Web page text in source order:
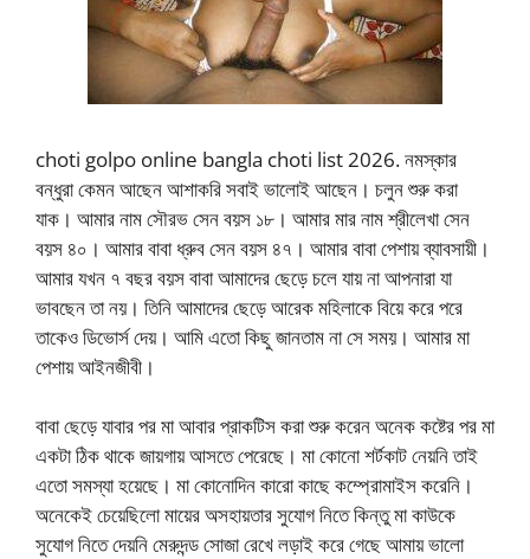
choti golpo online bangla choti list 2026. নমস্কার
বন্ধুরা কেমন আছেন আশাকরি সবাই ভালোই আছেন। চলুন শুরু করা
যাক। আমার নাম সৌরভ সেন বয়স ১৮। আমার মার নাম শ্রীলেখা সেন
বয়স ৪০। আমার বাবা ধ্রুব সেন বয়স ৪৭। আমার বাবা পেশায় ব্যাবসায়ী।
আমার যখন ৭ বছর বয়স বাবা আমাদের ছেড়ে চলে যায় না আপনারা যা
ভাবছেন তা নয়। তিনি আমাদের ছেড়ে আরেক মহিলাকে বিয়ে করে পরে
তাকেও ডিভোর্স দেয়। আমি এতো কিছু জানতাম না সে সময়। আমার মা
পেশায় আইনজীবী।
বাবা ছেড়ে যাবার পর মা আবার প্রাকটিস করা শুরু করেন অনেক কষ্টের পর মা
একটা ঠিক থাকে জায়গায় আসতে পেরেছে। মা কোনো শর্টকাট নেয়নি তাই
এতো সমস্যা হয়েছে। মা কোনোদিন কারো কাছে কম্প্রোমাইস করেনি।
অনেকেই চেয়েছিলো মায়ের অসহায়তার সুযোগ নিতে কিন্তু মা কাউকে
সুযোগ নিতে দেয়নি মেরুদন্ড সোজা রেখে লড়াই করে গেছে আমায় ভালো